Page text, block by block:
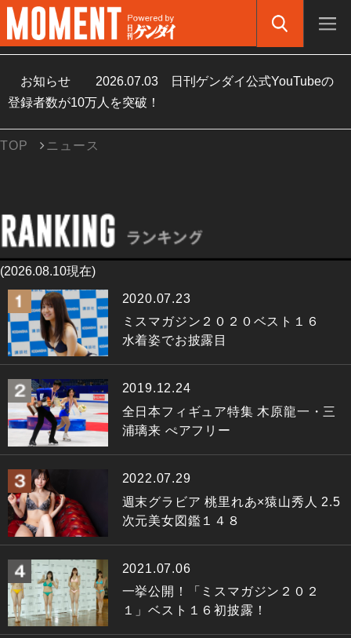
お知らせ 2026.07.03
日刊ゲンダイ公式YouTubeの
登録者数が10万人を突破！
TOP ニュース
(2026.08.10現在)
2020.07.23
ミスマガジン２０２０ベスト１６
水着姿でお披露目
2019.12.24
全日本フィギュア特集 木原龍一・三
浦璃来 ぺアフリー
2022.07.29
週末グラビア 桃里れあ×猿山秀人 2.5
次元美女図鑑１４８
2021.07.06
一挙公開！「ミスマガジン２０２
１」ベスト１６初披露！